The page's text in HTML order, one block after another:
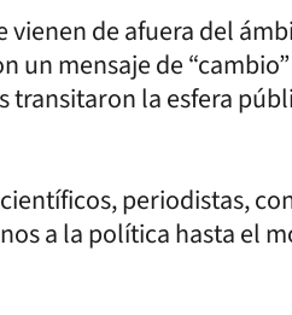
vienen de afuera del
un mensaje de
transitaron la esfera
periodistas,
a la política hasta el